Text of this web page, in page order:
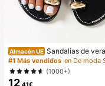
Almacén UE Sandalias de
gras de doble correa para
vedades, de moda, de tacón
de punta abierta, perfectas
playa, el estilo urbano
#1 Más vendidos
(1000+)
12 ,41€